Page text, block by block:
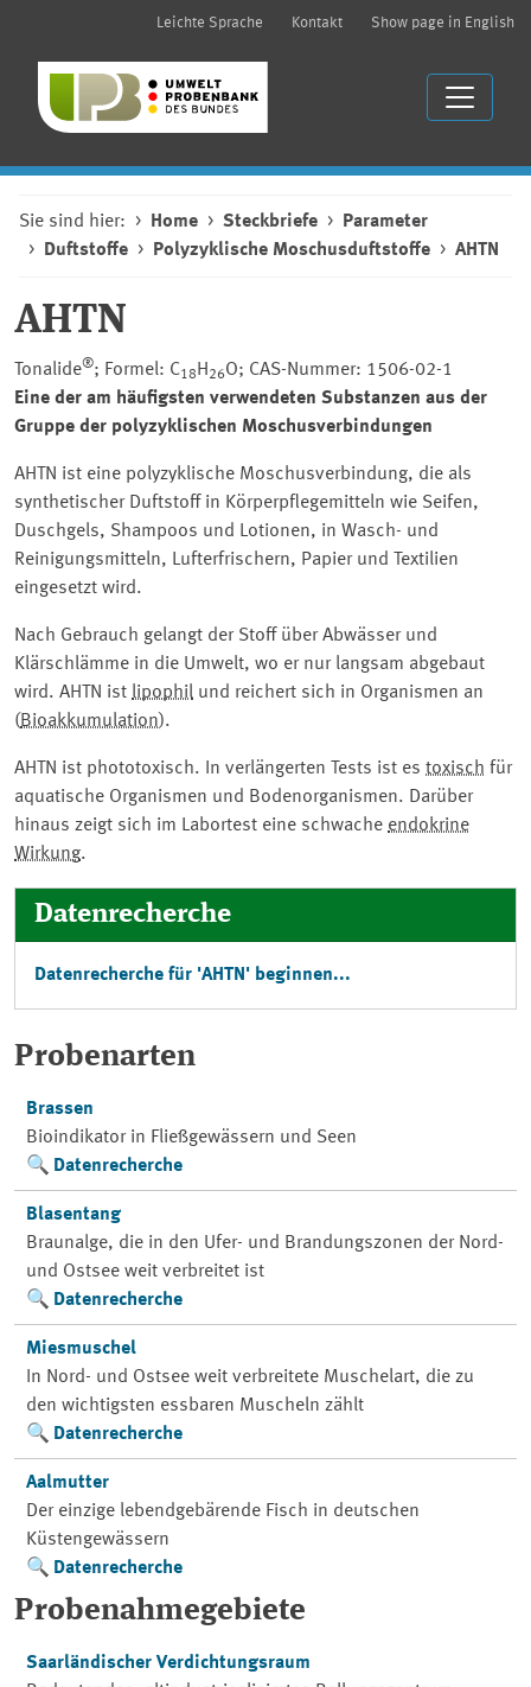
Leichte Sprache Kontakt Show page in English
Sie sind hier: Home Steckbriefe
Parameter
Duftstoffe
Polyzyklische Moschusduftstoffe AHTN
AHTN
Tonalide®; Formel: C18 H 26O; CAS-Nummer: 1506-02-1
Eine der am häufigsten verwendeten Substanzen aus der
Gruppe der polyzyklischen Moschusverbindungen
AHTN ist eine polyzyklische Moschusverbindung, die als
synthetischer Duftstoff in Körperpflegemitteln wie Seifen,
Duschgels, Shampoos und Lotionen, in Wasch- und
Reinigungsmitteln, Lufterfrischern, Papier und Textilien
eingesetzt wird.
Nach Gebrauch gelangt der Stoff über Abwässer und
Klärschlämme in die Umwelt, wo er nur langsam abgebaut
wird. AHTN ist lipophil und reichert sich in Organismen an
(Bioakkumulation).
AHTN ist phototoxisch. In verlängerten Tests ist es toxisch für
aquatische Organismen und Bodenorganismen. Darüber
hinaus zeigt sich im Labortest eine schwache endokrine
Wirkung.
Datenrecherche
Datenrecherche für 'AHTN' beginnen...
Probenarten
Brassen
Bioindikator in Fließgewässern und Seen
Datenrecherche
Blasentang
Braunalge, die in den Ufer- und Brandungszonen der Nord-
und Ostsee weit verbreitet ist
Datenrecherche
Miesmuschel
In Nord- und Ostsee weit verbreitete Muschelart, die zu
den wichtigsten essbaren Muscheln zählt
Datenrecherche
Aalmutter
Der einzige lebendgebärende Fisch in deutschen
Küstengewässern
Datenrecherche
Probenahmegebiete
Saarländischer Verdichtungsraum